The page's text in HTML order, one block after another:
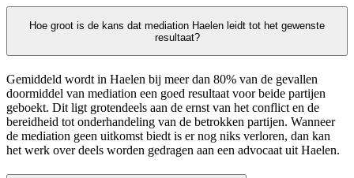
Hoe groot is de kans dat mediation Haelen leidt tot het gewenste
resultaat?
Gemiddeld wordt in Haelen bij meer dan 80% van de gevallen
doormiddel van mediation een goed resultaat voor beide partijen
geboekt. Dit ligt grotendeels aan de ernst van het conflict en de
bereidheid tot onderhandeling van de betrokken partijen. Wanneer
de mediation geen uitkomst biedt is er nog niks verloren, dan kan
het werk over deels worden gedragen aan een advocaat uit Haelen.